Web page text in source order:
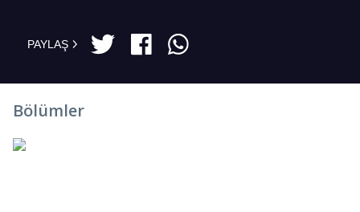
PAYLAŞ
Bölümler